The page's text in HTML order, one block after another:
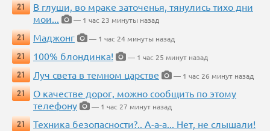
21
В глуши, во мраке заточенья, тянулись тихо дни
мои...
— 1 час 23 минуты назад
21
Маджонг
— 1 час 24 минуты назад
21
100% блондинка!
— 1 час 25 минут назад
21
Луч света в темном царстве
— 1 час 26 минут назад
21
О качестве дорог, можно сообщить по этому
телефону
— 1 час 27 минут назад
21
Техника безопасности?.. А-а-а... Нет, не слышали!